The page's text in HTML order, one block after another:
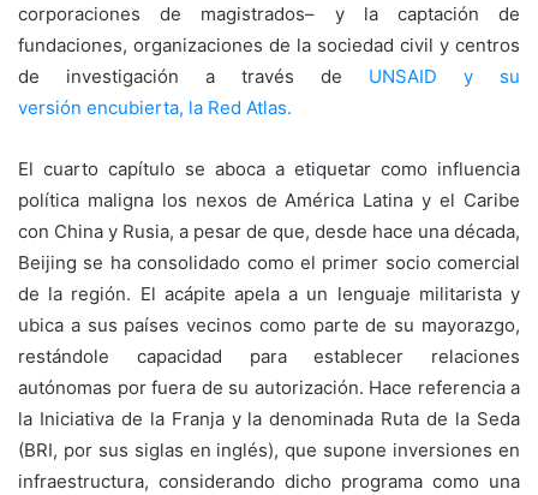
corporaciones de magistrados– y la captación de
fundaciones, organizaciones de la sociedad civil y centros
de investigación a través de UNSAID y su
versión encubierta, la Red Atlas.
El cuarto capítulo se aboca a etiquetar como influencia
política maligna los nexos de América Latina y el Caribe
con China y Rusia, a pesar de que, desde hace una década,
Beijing se ha consolidado como el primer socio comercial
de la región. El acápite apela a un lenguaje militarista y
ubica a sus países vecinos como parte de su mayorazgo,
restándole capacidad para establecer relaciones
autónomas por fuera de su autorización. Hace referencia a
la Iniciativa de la Franja y la denominada Ruta de la Seda
(BRI, por sus siglas en inglés), que supone inversiones en
infraestructura, considerando dicho programa como una